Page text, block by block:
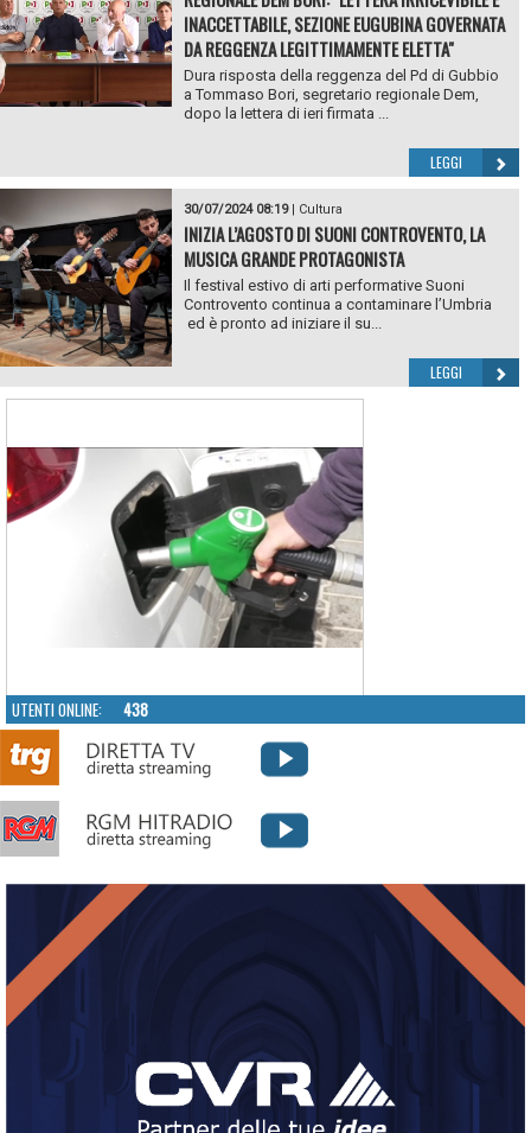
INACCETTABILE, SEZIONE EUGUBINA GOVERNATA
DA REGGENZA LEGITTIMAMENTE ELETTA"
Dura risposta della reggenza del Pd di Gubbio
a Tommaso Bori, segretario regionale Dem,
dopo la lettera di ieri firmata ...
LEGGI
30/07/2024 08:19| Cultura
INIZIA L’AGOSTO DI SUONI CONTROVENTO, LA
MUSICA GRANDE PROTAGONISTA
Il festival estivo di arti performative Suoni
Controvento continua a contaminare l’Umbria
ed è pronto ad iniziare il su...
LEGGI
UTENTI ONLINE: 438